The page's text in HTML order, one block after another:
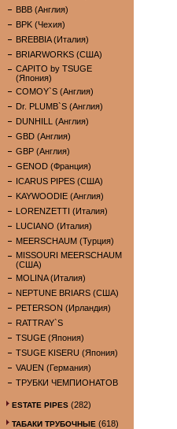
BBB (Англия)
BPK (Чехия)
BREBBIA (Италия)
BRIARWORKS (США)
CAPITO by TSUGE
(Япония)
COMOY`S (Англия)
Dr. PLUMB`S (Англия)
DUNHILL (Англия)
GBD (Англия)
GBP (Англия)
GENOD (Франция)
ICARUS PIPES (США)
KAYWOODIE (Англия)
LORENZETTI (Италия)
LUCIANO (Италия)
MEERSCHAUM (Турция)
MISSOURI MEERSCHAUM
(США)
MOLINA (Италия)
NEPTUNE BRIARS (США)
PETERSON (Ирландия)
RATTRAY`S
TSUGE (Япония)
TSUGE KISERU (Япония)
VAUEN (Германия)
ТРУБКИ ЧЕМПИОНАТОВ
ESTATE PIPES (282)
ТАБАКИ ТРУБОЧНЫЕ (618)